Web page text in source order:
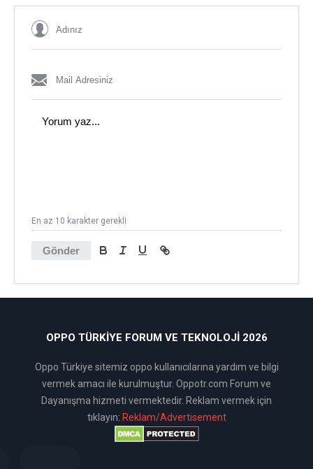
Gönder
En az 10 karakter gerekli
OPPO TÜRKIYE FORUM VE TEKNOLOJI 2026
Oppo Türkiye sitemiz oppo kullanıcılarına yardım ve bilgi
vermek amacı ile kurulmuştur. Oppotr.com Forum ve
Dayanışma hizmeti vermektedir. Reklam vermek için
tıklayın: Reklam/Advertisement